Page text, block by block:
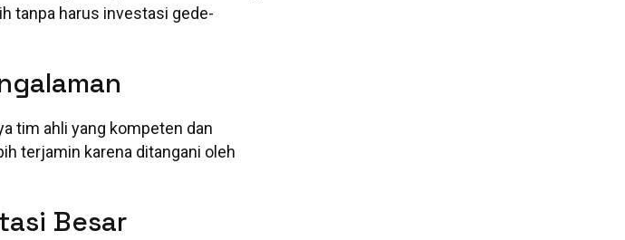
tanpa harus investasi gede-
tim ahli yang kompeten dan
terjamin karena ditangani oleh
Besar